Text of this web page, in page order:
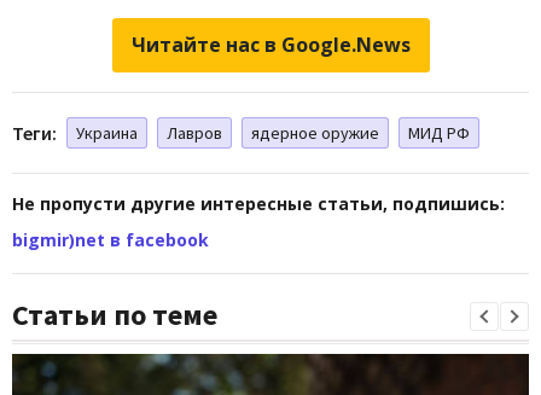
Читайте нас в Google.News
Теги: Украина Лавров ядерное оружие МИД РФ
Не пропусти другие интересные статьи, подпишись:
bigmir)net в facebook
Статьи по теме